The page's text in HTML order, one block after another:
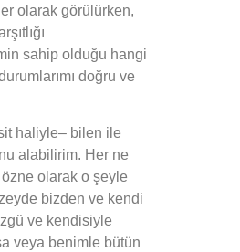
olarak görülürken,
sahip olduğu hangi
doğru ve
haliyle– bilen ile
alabilirim. Her ne
olarak o şeyle
bizden ve kendi
ve kendisiyle
veya benimle bütün